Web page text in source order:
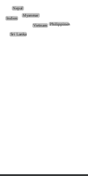
Indien
Nepal
Myanmar
Vietnam
Philippinen
Sri Lanka